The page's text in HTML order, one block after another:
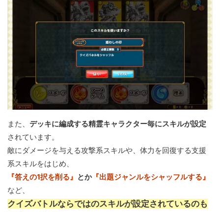
また、 デッキに編成する精霊キャラクター毎にスキルが設定
されています。
敵にダメージを与える攻撃系スキルや、体力を回復する支援
系スキルをはじめ、
『答えの1択を削る』 とか『出題ジャンルをシャッフルする』
など、
クイズバトルならではのスキルが設定されているのも